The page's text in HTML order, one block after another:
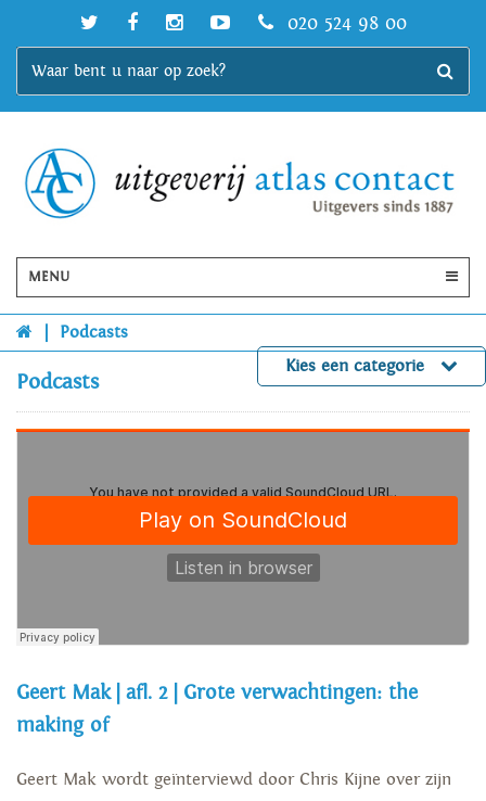
020 524 98 00
MENU
Podcasts
Podcasts
Kies een categorie
Geert Mak | afl. 2 | Grote verwachtingen: the
making of
Geert Mak wordt geïnterviewd door Chris Kijne over zijn